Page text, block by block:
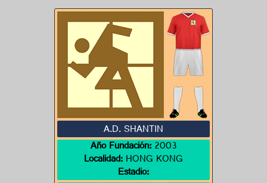
A.D. SHANTIN
Año Fundación:2003
Localidad:HONG KONG
Estadio: